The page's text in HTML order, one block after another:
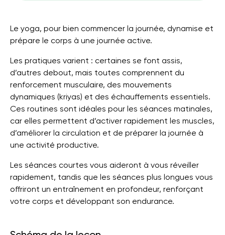
Le yoga, pour bien commencer la journée, dynamise et
prépare le corps à une journée active.
Les pratiques varient : certaines se font assis,
d’autres debout, mais toutes comprennent du
renforcement musculaire, des mouvements
dynamiques (kriyas) et des échauffements essentiels.
Ces routines sont idéales pour les séances matinales,
car elles permettent d’activer rapidement les muscles,
d’améliorer la circulation et de préparer la journée à
une activité productive.
Les séances courtes vous aideront à vous réveiller
rapidement, tandis que les séances plus longues vous
offriront un entraînement en profondeur, renforçant
votre corps et développant son endurance.